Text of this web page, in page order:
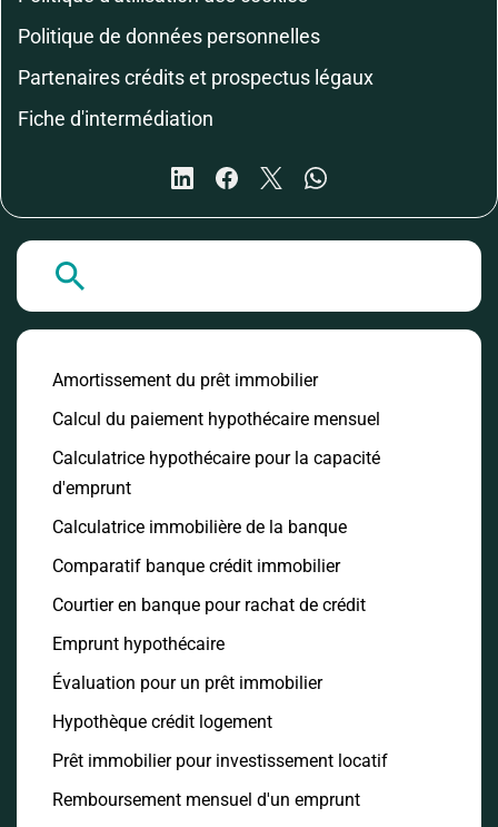
Politique de données personnelles
Partenaires crédits et prospectus légaux
Fiche d'intermédiation
Amortissement du prêt immobilier
Calcul du paiement hypothécaire mensuel
Calculatrice hypothécaire pour la capacité
d'emprunt
Calculatrice immobilière de la banque
Comparatif banque crédit immobilier
Courtier en banque pour rachat de crédit
Emprunt hypothécaire
Évaluation pour un prêt immobilier
Hypothèque crédit logement
Prêt immobilier pour investissement locatif
Remboursement mensuel d'un emprunt